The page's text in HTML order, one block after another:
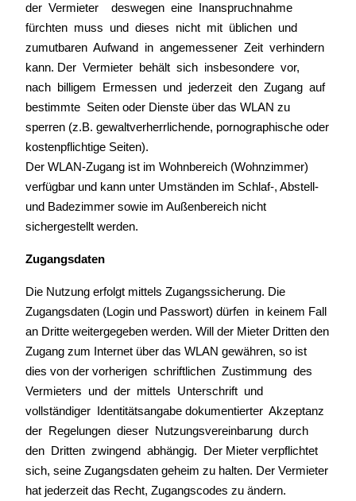
der Vermieter deswegen eine Inanspruchnahme
fürchten muss und dieses nicht mit üblichen und
zumutbaren Aufwand in angemessener Zeit verhindern
kann. Der Vermieter behält sich insbesondere vor,
nach billigem Ermessen und jederzeit den Zugang auf
bestimmte Seiten oder Dienste über das WLAN zu
sperren (z.B. gewaltverherrlichende, pornographische oder
kostenpflichtige Seiten).
Der WLAN-Zugang ist im Wohnbereich (Wohnzimmer)
verfügbar und kann unter Umständen im Schlaf-, Abstell-
und Badezimmer sowie im Außenbereich nicht
sichergestellt werden.
Zugangsdaten
Die Nutzung erfolgt mittels Zugangssicherung. Die
Zugangsdaten (Login und Passwort) dürfen in keinem Fall
an Dritte weitergegeben werden. Will der Mieter Dritten den
Zugang zum Internet über das WLAN gewähren, so ist
dies von der vorherigen schriftlichen Zustimmung des
Vermieters und der mittels Unterschrift und
vollständiger Identitätsangabe dokumentierter Akzeptanz
der Regelungen dieser Nutzungsvereinbarung durch
den Dritten zwingend abhängig. Der Mieter verpflichtet
sich, seine Zugangsdaten geheim zu halten. Der Vermieter
hat jederzeit das Recht, Zugangscodes zu ändern.